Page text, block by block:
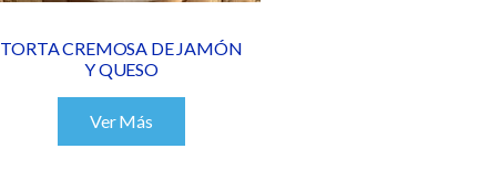
TORTA CREMOSA DE JAMÓN
Y QUESO
Ver Más